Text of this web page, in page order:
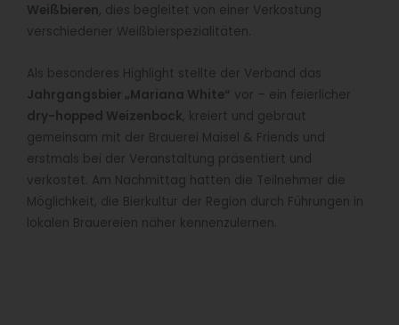
Weißbieren, dies begleitet von einer Verkostung
verschiedener Weißbierspezialitäten.
Als besonderes Highlight stellte der Verband das
Jahrgangsbier „Mariana White“ vor – ein feierlicher
dry-hopped Weizenbock, kreiert und gebraut
gemeinsam mit der Brauerei Maisel & Friends und
erstmals bei der Veranstaltung präsentiert und
verkostet. Am Nachmittag hatten die Teilnehmer die
Möglichkeit, die Bierkultur der Region durch Führungen in
lokalen Brauereien näher kennenzulernen.